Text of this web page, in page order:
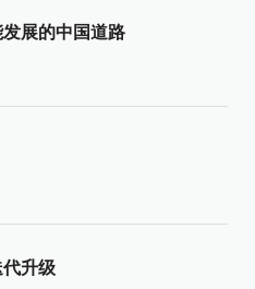
展的中国道路
代升级